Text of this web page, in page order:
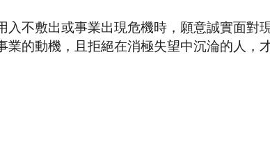
不敷出或事業出現危機時，願意誠實面對
的動機，且拒絕在消極失望中沉淪的人，